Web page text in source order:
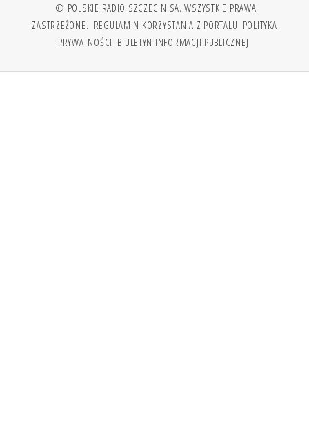
© POLSKIE RADIO SZCZECIN SA. WSZYSTKIE PRAWA
ZASTRZEŻONE. REGULAMIN KORZYSTANIA Z PORTALU POLITYKA
PRYWATNOŚCI BIULETYN INFORMACJI PUBLICZNEJ